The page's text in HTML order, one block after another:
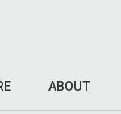
ABOUT